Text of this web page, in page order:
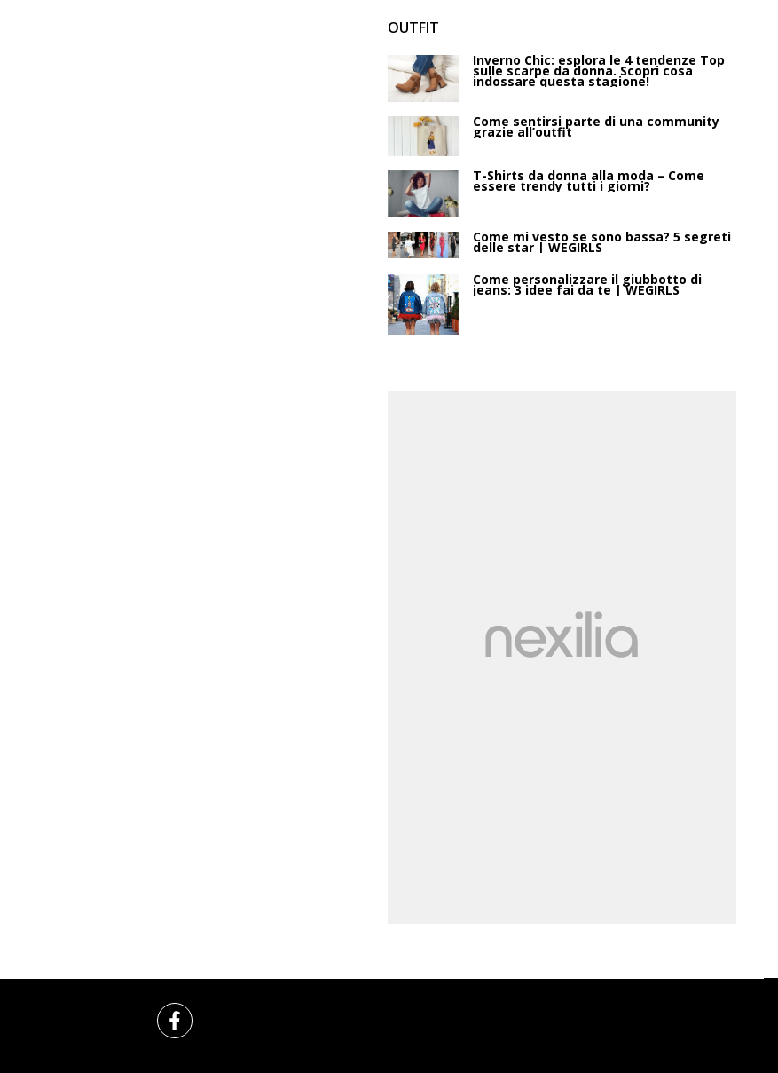
OUTFIT
Inverno Chic: esplora le 4 tendenze Top
sulle scarpe da donna. Scopri cosa
indossare questa stagione!
Come sentirsi parte di una community
grazie all’outfit
T-Shirts da donna alla moda – Come
essere trendy tutti i giorni?
Come mi vesto se sono bassa? 5 segreti
delle star | WEGIRLS
Come personalizzare il giubbotto di
jeans: 3 idee fai da te | WEGIRLS